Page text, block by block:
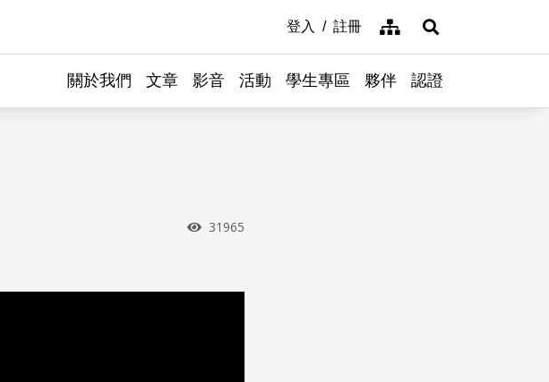
登入 註冊 網站導覽展開搜尋
關於我們 文章 影音 活動 學生專區 夥伴 認證
瀏覽次數
31965